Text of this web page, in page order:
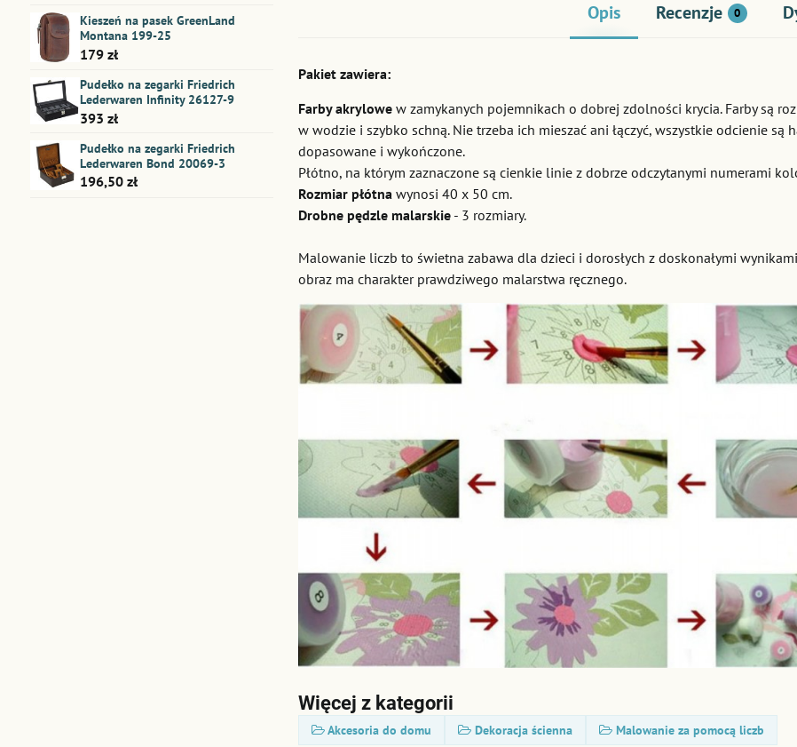
Opis Recenzje 0
Pakiet zawiera:
Farby akrylowe w zamykanych pojemnikach o dobrej zdolności krycia. Farby są
w wodzie i szybko schną. Nie trzeba ich mieszać ani łączyć, wszystkie odcienie są
dopasowane i wykończone.
Płótno, na którym zaznaczone są cienkie linie z dobrze odczytanymi numerami
Rozmiar płótna wynosi 40 x 50 cm.
Drobne pędzle malarskie - 3 rozmiary.
Malowanie liczb to świetna zabawa dla dzieci i dorosłych z doskonałymi
obraz ma charakter prawdziwego malarstwa ręcznego.
Więcej z kategorii
Akcesoria do domu Dekoracja ścienna Malowanie za pomocą liczb
Kieszeń na pasek GreenLand
Montana 199-25
179 zł
Pudełko na zegarki Friedrich
Lederwaren Infinity 26127-9
393 zł
Pudełko na zegarki Friedrich
Lederwaren Bond 20069-3
196,50 zł